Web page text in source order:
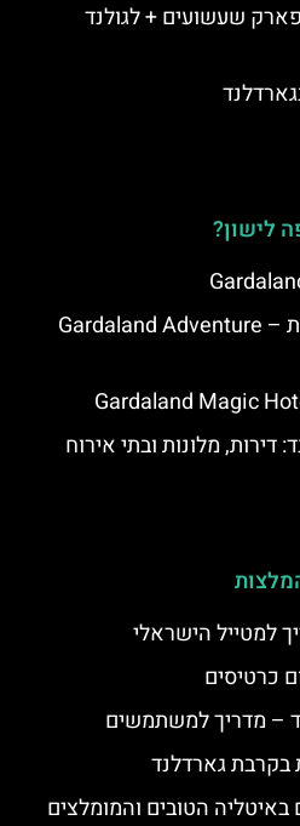
שעשועים + לגולנד
לישון?
מלון גארדלנד הרפתקאות – Gardaland Adventure
דירות, מלונות ובתי אירוח
כרטיסים
– מדריך למשתמשים
הטובים והמומלצים